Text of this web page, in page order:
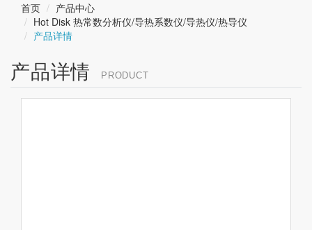
首页
产品中心
Hot Disk 热常数分析仪/导热系数仪/导热仪/热导仪
产品详情
产品详情 PRODUCT